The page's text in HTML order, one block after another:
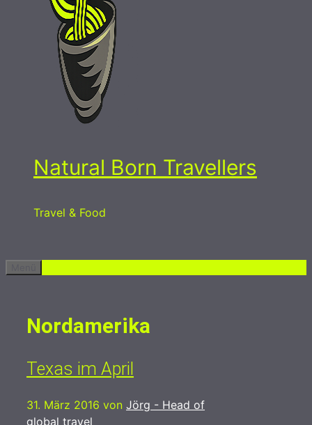
Natural Born Travellers
Travel & Food
Nordamerika
Texas im April
31. März 2016 von Jörg - Head of
global travel